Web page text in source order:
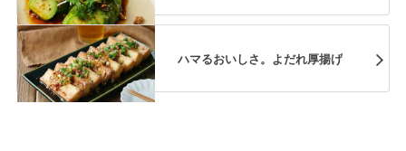
ハマるおいしさ。よだれ厚揚げ